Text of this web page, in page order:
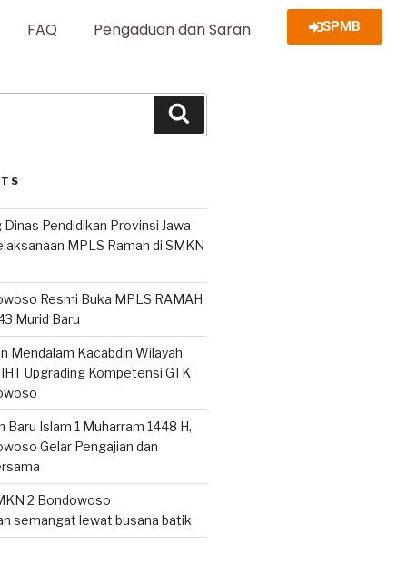
FAQ Pengaduan dan Saran SPMB
Dinas Pendidikan Provinsi Jawa
MPLS Ramah di SMKN
Resmi Buka MPLS RAMAH
Murid Baru
Mendalam Kacabdin Wilayah
Upgrading Kompetensi GTK
Baru Islam 1 Muharram 1448 H,
Gelar Pengajian dan
2 Bondowoso
semangat lewat busana batik